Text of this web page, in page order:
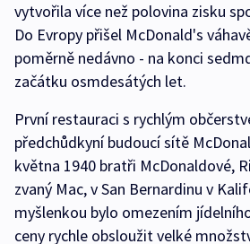
vytvořila více než polovina zisku
Do Evropy přišel McDonald's
poměrně nedávno - na konci
začátku osmdesátých let.
První restauraci s rychlým
předchůdkyní budoucí sítě
května 1940 bratři McDonaldové,
zvaný Mac, v San Bernardinu v
myšlenkou bylo omezením
ceny rychle obsloužit velké